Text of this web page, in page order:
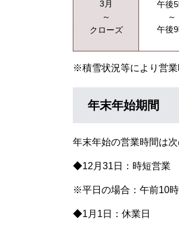
3月
～
クローズ
午後
～
午後
※積雪状況等により営業
年末年始期間
年末年始の営業時間は次
◆12月31日：時短営業
※平日の場合：午前10
◆1月1日：休業日